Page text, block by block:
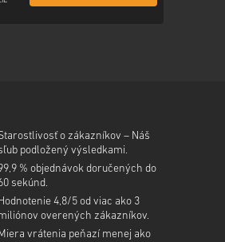
o zákazníkov – Náš
podložený výsledkami.
% objednávok doručených do
sekúnd.
4,8/5 od viac ako 3
overených zákazníkov.
vrátenia peňazí menej ako